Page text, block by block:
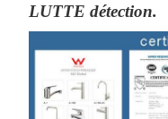
LUTTE détection.